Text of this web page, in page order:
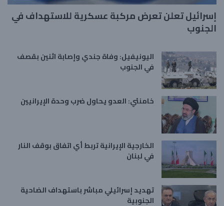
إسرائيل تعلن تعرض مركبة عسكرية للاستهداف في
الجنوب
اليونيفيل: وفاة جندي وإصابة اثنين بقصف
في الجنوب
خامنئي: العدو يحاول ضرب وحدة الإيرانيين
الخارجية الإيرانية تربط أي اتفاق بوقف النار
في لبنان
تهديد إسرائيلي مباشر باستهداف الضاحية
الجنوبية